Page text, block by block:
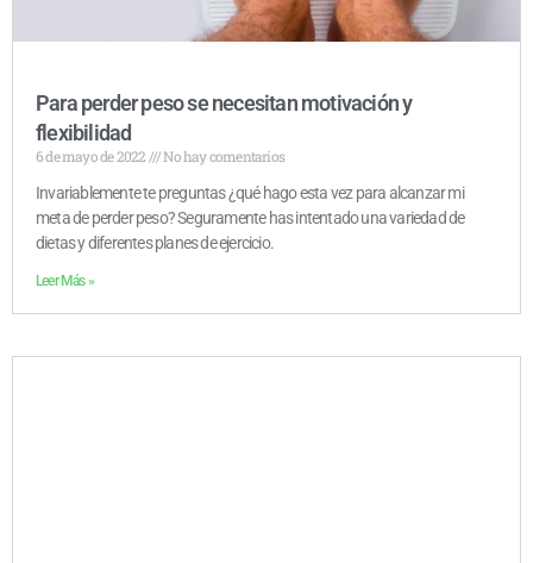
Para perder peso se necesitan motivación y
flexibilidad
6 de mayo de 2022
No hay comentarios
Invariablemente te preguntas ¿qué hago esta vez para alcanzar mi
meta de perder peso? Seguramente has intentado una variedad de
dietas y diferentes planes de ejercicio.
Leer Más »